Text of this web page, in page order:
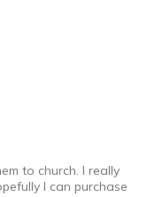
to church. I really
I can purchase